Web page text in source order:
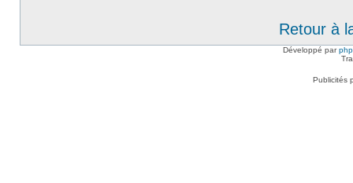
Retour à
Développé par
Publicités